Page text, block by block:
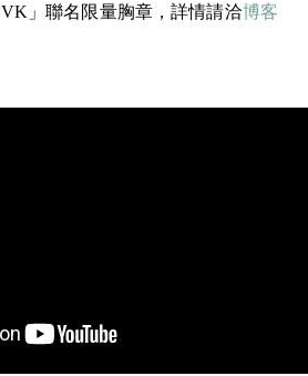
」聯名限量胸章，詳情請洽博客